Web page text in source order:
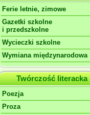
Ferie letnie, zimowe
Gazetki szkolne
i przedszkolne
Wycieczki szkolne
Wymiana międzynarodowa
Twórczość literacka
Poezja
Proza